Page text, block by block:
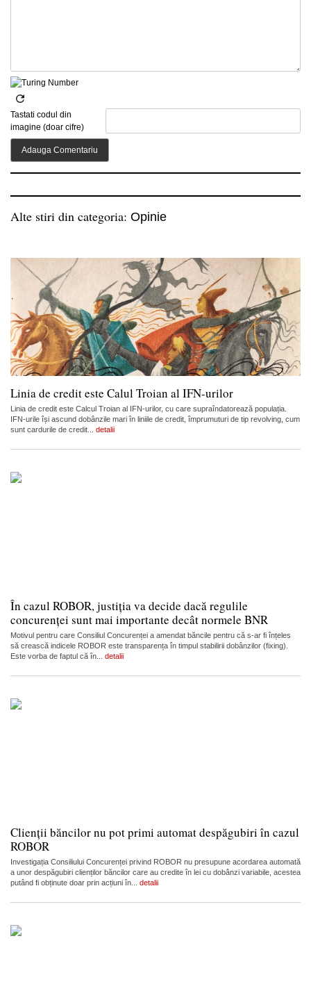
Tastati codul din
imagine (doar cifre)
Alte stiri din categoria: Opinie
Linia de credit este Calul Troian al IFN-urilor
Linia de credit este Calcul Troian al IFN-urilor, cu care supraîndatorează populația.
IFN-urile își ascund dobânzile mari în liniile de credit, împrumuturi de tip revolving, cum
sunt cardurile de credit... detalii
În cazul ROBOR, justiția va decide dacă regulile
concurenței sunt mai importante decât normele BNR
Motivul pentru care Consiliul Concurenței a amendat băncile pentru că s-ar fi înțeles
să crească indicele ROBOR este transparența în timpul stabilirii dobânzilor (fixing).
Este vorba de faptul că în... detalii
Clienții băncilor nu pot primi automat despăgubiri în cazul
ROBOR
Investigația Consiliului Concurenței privind ROBOR nu presupune acordarea automată
a unor despăgubiri clienților băncilor care au credite în lei cu dobânzi variabile, acestea
putând fi obținute doar prin acțiuni în... detalii